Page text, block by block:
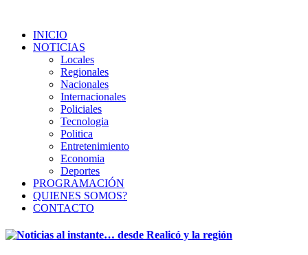
INICIO
NOTICIAS
Locales
Regionales
Nacionales
Internacionales
Policiales
Tecnologia
Politica
Entretenimiento
Economia
Deportes
PROGRAMACIÓN
QUIENES SOMOS?
CONTACTO